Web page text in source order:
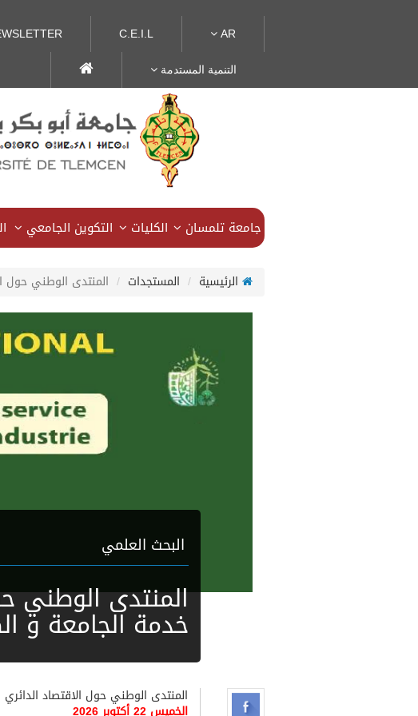
AR
C.E.I.L
التنمية المستدمة
جامعة تلمسان الكليات التكوين الجامعي
الرئيسية المستجدات المنتدى الوطني حول
البحث العلمي
المنتدى الوطني
خدمة الجامعة و
المنتدى الوطني حول الاقتصاد
الخميس 22 أكتوبر 2026